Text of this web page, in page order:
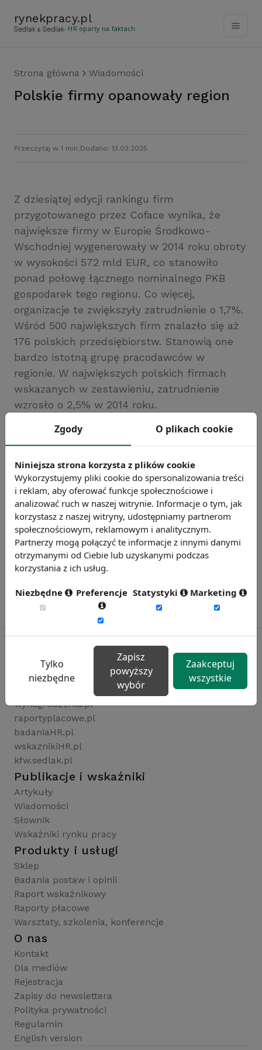
rynekpracy.pl
- HR oparty na faktach
Strona główna Wiadomości
Polskie firmy opanowały region
Przeczytaj w 1 min. Dodano: 13.03.2025
Z dziesiątej edycji rankingu firm
przygotowanego przez Coface wynika, że
największe firmy w Europie Środkowo-
Wschodniej wygenerowały w 2014 roku obroty
w wysokości 572 mld EUR, co stanowiło
ponad połowę łącznego nominalnego PKB
gospodarek tego regionu. Co więcej,
organizacje te zwiększyły zatrudnienie o 1,7%.
Wśród 500 największych firm znalazło się aż
176 polskich przedsiębiorstw. Stanowią one
bardzo istotną grupę pracodawców w
regionie. W największych polskich firmach
wskazanych w zestawieniu, zatrudnienie
wzrosło o 2,5% w 2014 roku.
Rynekpracy.pl
wynagrodzenia.pl
raportyplacowe.pl
badaniaHR.pl
wskaznikiHR.pl
kfw.sedlak.pl
Publikacje i wskaźniki
Artykuły
Wiadomości
Słownik
Wskaźniki rynku pracy
Produkty i usługi
Sklep
Badania postaw i opinii
Raport wskaźnikowy
Raporty płacowe
Warsztaty, szkolenia, konferencje
O nas
Kontakt
Dla mediów
Rejestracja
Zapisy do newslettera
Polityka prywatności
Regulamin
English version
Zgody O plikach cookie
Niniejsza strona korzysta z plików cookie
Wykorzystujemy pliki cookie do spersonalizowania treści
i reklam, aby oferować funkcje społecznościowe i
analizować ruch w naszej witrynie. Informacje o tym, jak
korzystasz z naszej witryny, udostępniamy partnerom
społecznościowym, reklamowym i analitycznym.
Partnerzy mogą połączyć te informacje z innymi danymi
otrzymanymi od Ciebie lub uzyskanymi podczas
korzystania z ich usług.
Niezbędne Preferencje Statystyki Marketing
Tylko
niezbędne
Zapisz
powyższy
wybór
Zaakceptuj
wszystkie